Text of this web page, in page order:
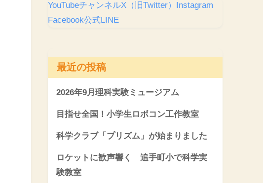
YouTubeチャンネルX（旧Twitter） Instagram
Facebook公式LINE
最近の投稿
2026年9月理科実験ミュージアム
目指せ全国！小学生ロボコン工作教室
科学クラブ「プリズム」が始まりました
ロケットに歓声響く 追手町小で科学実
験教室